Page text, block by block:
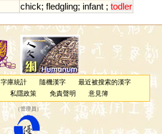
chick; fledgling; infant ; todler
字庫統計 隨機漢字
最近被搜索的漢字
私隱政策 免責聲明 意見簿
（管理員 ）